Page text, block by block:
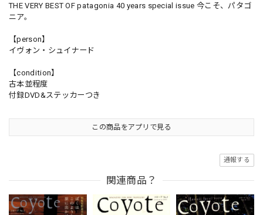
THE VERY BEST OF patagonia 40 years special issue 今こそ、パタゴ
ニア。
【person】
イヴォン・シュイナード
【condition】
古本並程度
付録DVD&ステッカーつき
この商品をアプリで見る
通報する
関連商品？